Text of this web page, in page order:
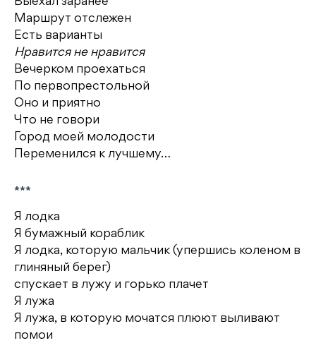
Выехал заранее
Маршрут отслежен
Есть варианты
Нравится не нравится
Вечерком проехаться
По первопрестольной
Оно и приятно
Что не говори
Город моей молодости
Переменился к лучшему…
***
Я лодка
Я бумажный кораблик
Я лодка, которую мальчик (упершись коленом в
глиняный берег)
спускает в лужу и горько плачет
Я лужа
Я лужа, в которую мочатся плюют выливают
помои